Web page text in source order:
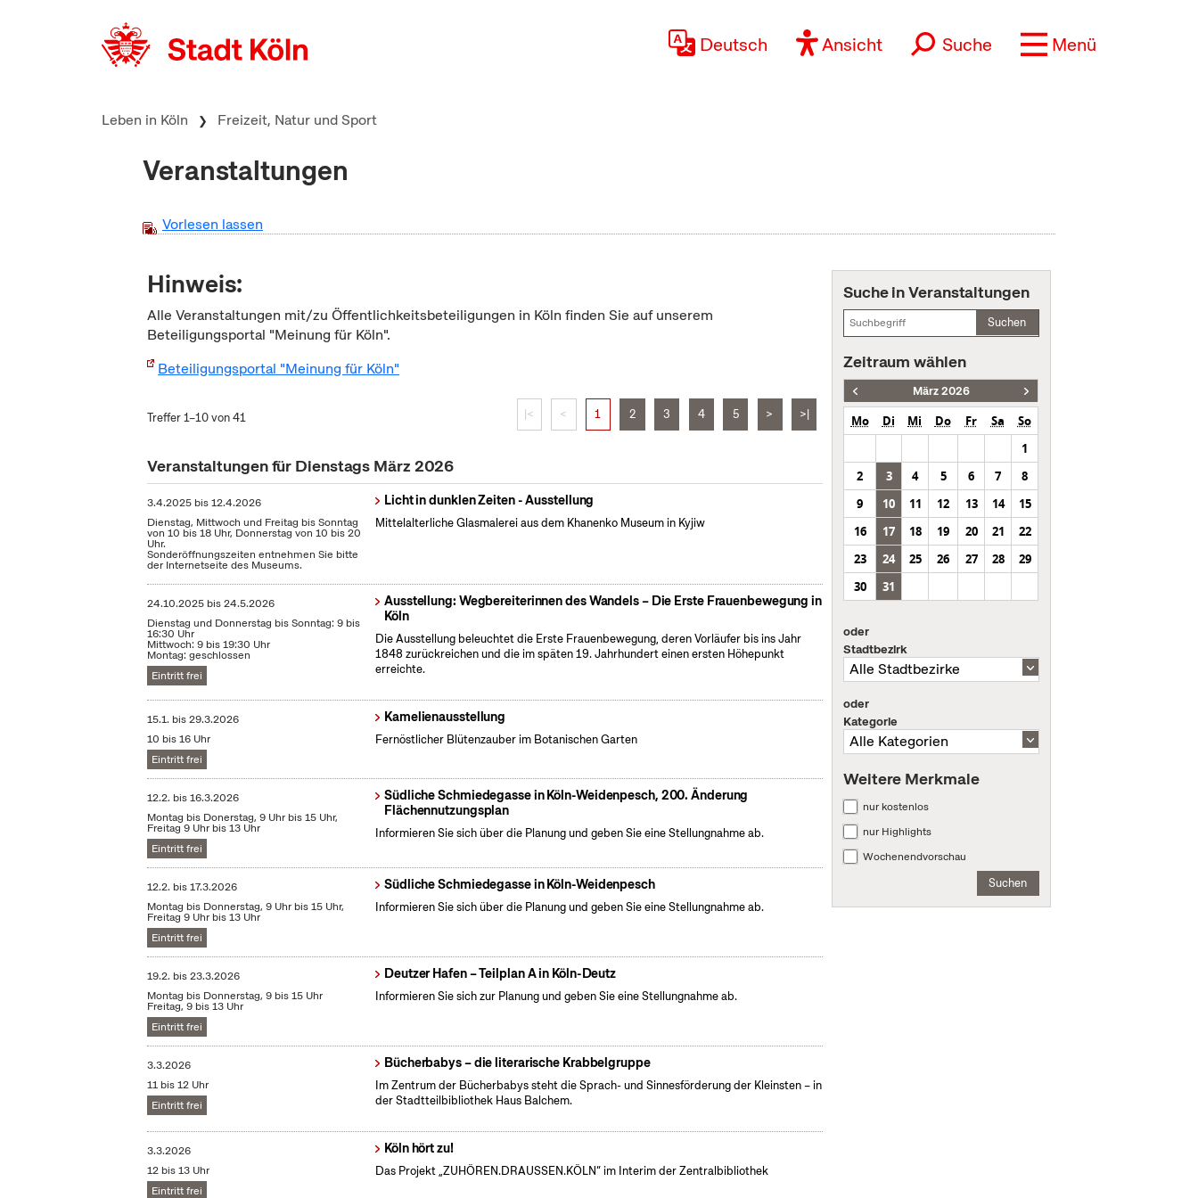
Deutsch Ansicht Suche Menü
Leben in Köln Freizeit, Natur und Sport
Veranstaltungen
Vorlesen lassen
Hinweis:
Alle Veranstaltungen mit/zu Öffentlichkeitsbeteiligungen in Köln finden Sie auf unserem
Beteiligungsportal "Meinung für Köln".
Beteiligungsportal "Meinung für Köln"
Treffer 1–10 von 41 |< < 1 2 3 4 5 > >|
Veranstaltungen für Dienstags März 2026
3.4.2025 bis12.4.2026
Dienstag, Mittwoch und Freitag bis Sonntag
von 10 bis 18 Uhr, Donnerstag von 10 bis 20
Uhr.
Sonderöffnungszeiten entnehmen Sie bitte
der Internetseite des Museums.
Licht in dunklen Zeiten - Ausstellung
Mittelalterliche Glasmalerei aus dem Khanenko Museum in Kyjiw
24.10.2025 bis24.5.2026
Dienstag und Donnerstag bis Sonntag: 9 bis
16:30 Uhr
Mittwoch: 9 bis 19:30 Uhr
Montag: geschlossen
Eintritt frei
Ausstellung: Wegbereiterinnen des Wandels – Die Erste Frauenbewegung in
Köln
Die Ausstellung beleuchtet die Erste Frauenbewegung, deren Vorläufer bis ins Jahr
1848 zurückreichen und die im späten 19. Jahrhundert einen ersten Höhepunkt
erreichte.
15.1. bis29.3.2026
10 bis 16 Uhr
Eintritt frei
Kamelienausstellung
Fernöstlicher Blütenzauber im Botanischen Garten
12.2. bis16.3.2026
Montag bis Donerstag, 9 Uhr bis 15 Uhr,
Freitag 9 Uhr bis 13 Uhr
Eintritt frei
Südliche Schmiedegasse in Köln-Weidenpesch, 200. Änderung
Flächennutzungsplan
Informieren Sie sich über die Planung und geben Sie eine Stellungnahme ab.
12.2. bis17.3.2026
Montag bis Donnerstag, 9 Uhr bis 15 Uhr,
Freitag 9 Uhr bis 13 Uhr
Eintritt frei
Südliche Schmiedegasse in Köln-Weidenpesch
Informieren Sie sich über die Planung und geben Sie eine Stellungnahme ab.
19.2. bis23.3.2026
Montag bis Donnerstag, 9 bis 15 Uhr
Freitag, 9 bis 13 Uhr
Eintritt frei
Deutzer Hafen – Teilplan A in Köln-Deutz
Informieren Sie sich zur Planung und geben Sie eine Stellungnahme ab.
3.3.2026
11 bis 12 Uhr
Eintritt frei
Bücherbabys – die literarische Krabbelgruppe
Im Zentrum der Bücherbabys steht die Sprach- und Sinnesförderung der Kleinsten – in
der Stadtteilbibliothek Haus Balchem.
3.3.2026
12 bis 13 Uhr
Eintritt frei
Köln hört zu!
Das Projekt „ZUHÖREN.DRAUSSEN.KÖLN“ im Interim der Zentralbibliothek
Suche in Veranstaltungen
Suchen
Zeitraum wählen
März 2026
Mo Di Mi Do Fr Sa
So
1
2
3 4 5 6 7
8
9
10 11 12 13 14
15
16
17 18 19 20 21
22
23
24 25 26 27 28
29
30
31
oder
Stadtbezirk
oder
Kategorie
Weitere Merkmale
nur kostenlos
nur Highlights
Wochenendvorschau
Suchen